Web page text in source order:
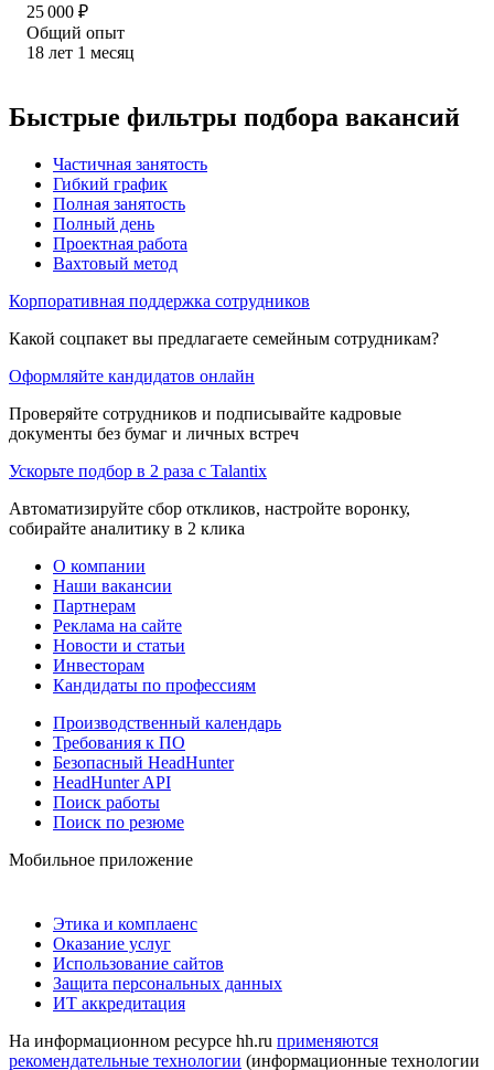
25 000 ₽
Общий опыт
18 лет 1 месяц
Быстрые фильтры подбора вакансий
Частичная занятость
Гибкий график
Полная занятость
Полный день
Проектная работа
Вахтовый метод
Корпоративная поддержка сотрудников
Какой соцпакет вы предлагаете семейным сотрудникам?
Оформляйте кандидатов онлайн
Проверяйте сотрудников и подписывайте кадровые
документы без бумаг и личных встреч
Ускорьте подбор в 2 раза с Talantix
Автоматизируйте сбор откликов, настройте воронку,
собирайте аналитику в 2 клика
О компании
Наши вакансии
Партнерам
Реклама на сайте
Новости и статьи
Инвесторам
Кандидаты по профессиям
Производственный календарь
Требования к ПО
Безопасный HeadHunter
HeadHunter API
Поиск работы
Поиск по резюме
Мобильное приложение
Этика и комплаенс
Оказание услуг
Использование сайтов
Защита персональных данных
ИТ аккредитация
На информационном ресурсе hh.ru применяются
рекомендательные технологии (информационные технологии